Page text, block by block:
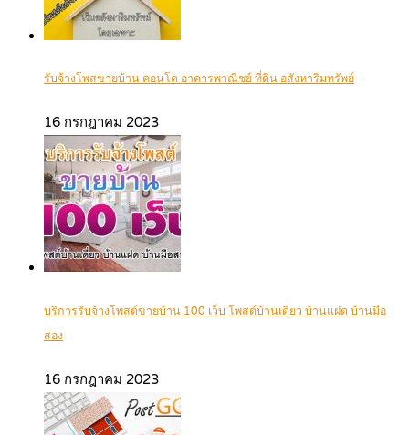
รับจ้างโพสขายบ้าน คอนโด อาคารพาณิชย์ ที่ดิน อสังหาริมทรัพย์
16 กรกฎาคม 2023
บริการรับจ้างโพสต์ขายบ้าน 100 เว็บ โพสต์บ้านเดี่ยว บ้านแฝด บ้านมือ
สอง
16 กรกฎาคม 2023